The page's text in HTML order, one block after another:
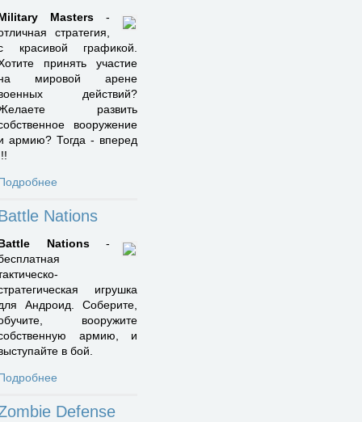
Masters -
стратегия,
красивой графикой.
принять участие
мировой арене
действий?
развить
вооружение
армию? Тогда - вперед
Nations
Nations-
игрушка
Андроид. Соберите,
вооружите
армию, и
в бой.
Defense